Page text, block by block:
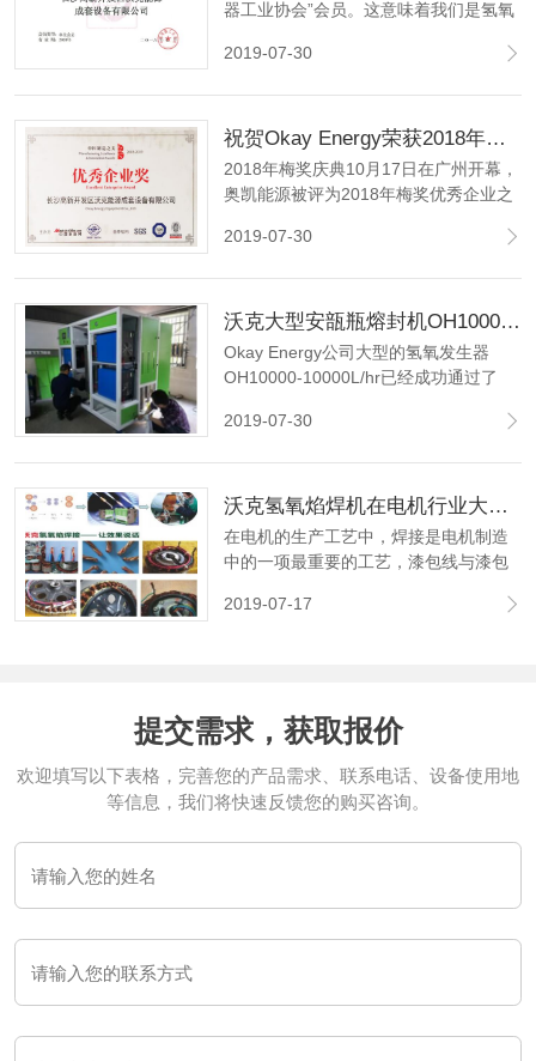
器工业协会”会员。这意味着我们是氢氧
业协会（CEEIA）是50强之一。
2019-07-30
祝贺Okay Energy荣获2018年度MEI优秀企业奖！
2018年梅奖庆典10月17日在广州开幕，
奥凯能源被评为2018年梅奖优秀企业之
2019-07-30
沃克大型安瓿瓶熔封机OH10000，成功通过4*24小时连续工作试验!
Okay Energy公司大型的氢氧发生器
OH10000-10000L/hr已经成功通过了
试，包括电解系统、气体和电压压力稳
系统试验等。
2019-07-30
沃克氢氧焰焊机在电机行业大显神威,取代铜线碰焊机获好评如潮！
在电机的生产工艺中，焊接是电机制造
中的一项最重要的工艺，漆包线与漆包
直接影响电机的性能、安全及使用寿
2019-07-17
提交需求，获取报价
欢迎填写以下表格，完善您的产品需求、联系电话、设备使用地
等信息，我们将快速反馈您的购买咨询。